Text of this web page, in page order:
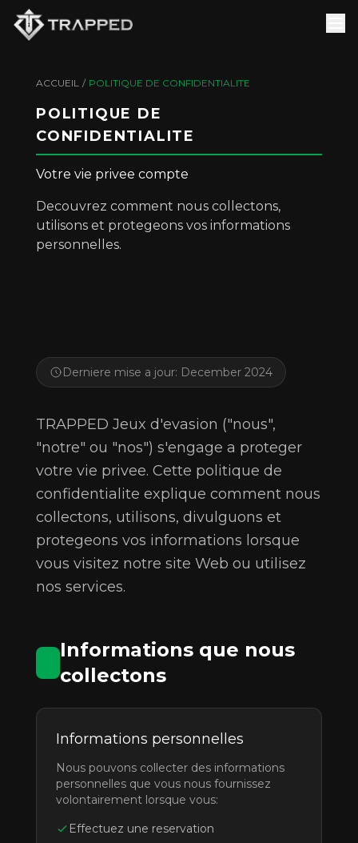
ACCUEIL / POLITIQUE DE CONFIDENTIALITE
POLITIQUE DE
CONFIDENTIALITE
Votre vie privee compte
Decouvrez comment nous collectons,
utilisons et protegeons vos informations
personnelles.
Derniere mise a jour: December 2024
TRAPPED Jeux d'evasion ("nous",
"notre" ou "nos") s'engage a proteger
votre vie privee. Cette politique de
confidentialite explique comment nous
collectons, utilisons, divulguons et
protegeons vos informations lorsque
vous visitez notre site Web ou utilisez
nos services.
Informations que nous
collectons
Informations personnelles
Nous pouvons collecter des informations
personnelles que vous nous fournissez
volontairement lorsque vous:
Effectuez une reservation